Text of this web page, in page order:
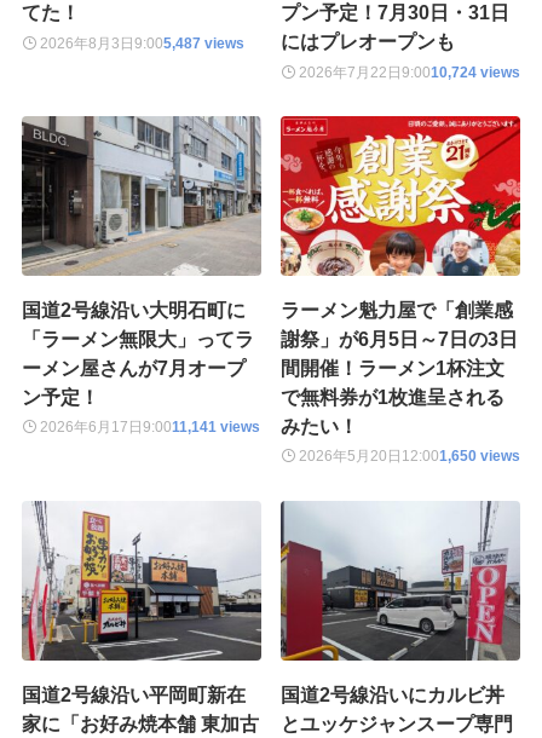
てた！
2026年8月3日9:005,487 views
プン予定！7月30日・31日
にはプレオープンも
2026年7月22日9:0010,724 views
国道2号線沿い大明石町に
「ラーメン無限大」ってラ
ーメン屋さんが7月オープ
ン予定！
2026年6月17日 9:0011,141 views
ラーメン魁力屋で「創業感
謝祭」が6月5日～7日の3日
間開催！ラーメン1杯注文
で無料券が1枚進呈される
みたい！
2026年5月20日 12:001,650 views
国道2号線沿い平岡町新在
家に「お好み焼本舗 東加古
国道2号線沿いにカルビ丼
とユッケジャンスープ専門